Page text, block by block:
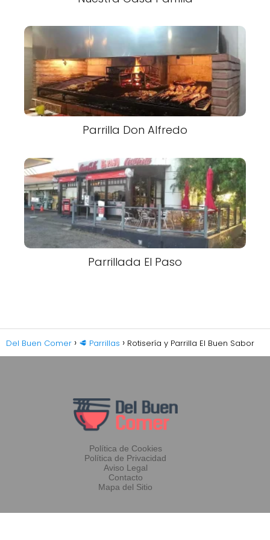
Parrilla Don Alfredo
Parrillada El Paso
Del Buen Comer 🥩 Parrillas Rotisería y Parrilla El Buen Sabor
Política de Cookies
Política de Privacidad
Aviso Legal
Contacto
Mapa del Sitio